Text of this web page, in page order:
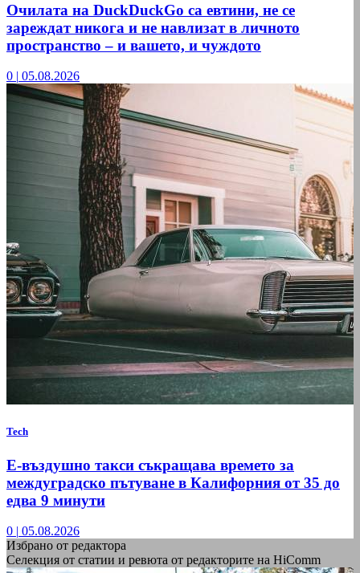
Очилата на DuckDuckGo са евтини, не се
зареждат никога и не навлизат в личното
пространство – и вашето, и чуждото
0 | 05.08.2026
Tech
Е-въздушно такси съкращава времето за
междуградско пътуване в Калифорния от 35 до
едва 9 минути
0 | 05.08.2026
Избрано от редактора
Селекция от статии и ревюта от редакторите на HiComm